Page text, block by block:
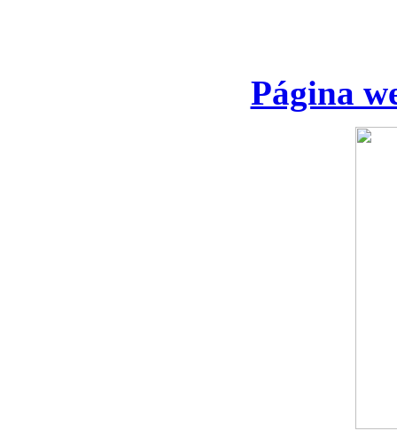
Página